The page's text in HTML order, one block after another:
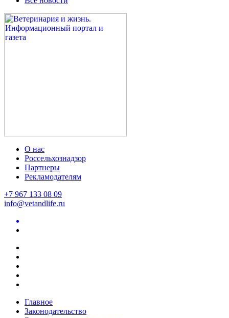
О нас
Россельхознадзор
Партнеры
Рекламодателям
+7 967 133 08 09
info@vetandlife.ru
Главное
Законодательство